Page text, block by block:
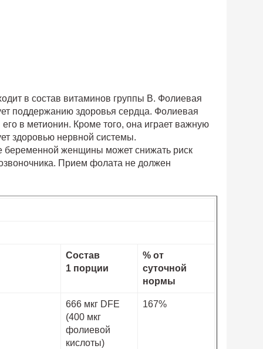
в состав витаминов группы B. Фолиевая
поддержанию здоровья сердца. Фолиевая
в метионин. Кроме того, она играет важную
здоровью нервной системы.
беременной женщины может снижать риск
Прием фолата не должен
Состав
1 порции
% от
суточной
нормы
666 мкг DFE
(400 мкг
фолиевой
кислоты)
167%